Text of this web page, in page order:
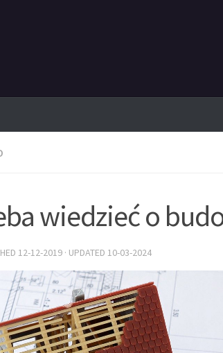
wiedzieć o
12-12-2019 · UPDATED 10-03-2024